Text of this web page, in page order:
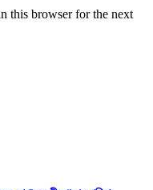
this browser for the next